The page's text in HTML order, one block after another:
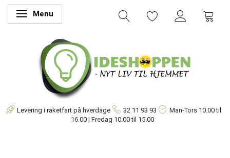
Skifte navigation
Menu
Levering i raketfart på hverdage 32 11 93 93 Man-Tors 10.00 til
16.00 | Fredag 10.00 til 15.00